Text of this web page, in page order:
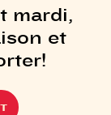
mardi,
et